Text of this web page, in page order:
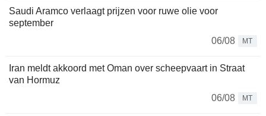
Saudi Aramco verlaagt prijzen voor ruwe olie voor
september
06/08
MT
Iran meldt akkoord met Oman over scheepvaart in Straat
van Hormuz
06/08
MT